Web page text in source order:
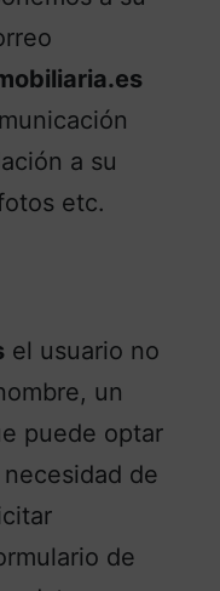
a su
etc.
el usuario no
un
puede optar
de
de